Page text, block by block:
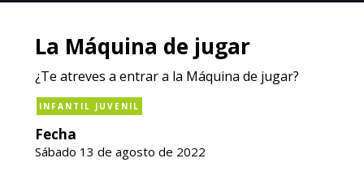
La Máquina de jugar
¿Te atreves a entrar a la Máquina de jugar?
INFANTIL JUVENIL
Fecha
Sábado 13 de agosto de 2022